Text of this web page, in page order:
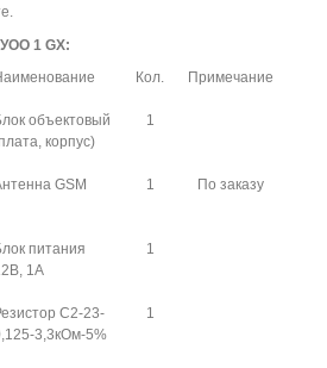
1 GX:
Кол. Примечание
объектовый
корпус)
1
GSM 1 По заказу
питания
1А
1
С2-23-
3,3кОм-5%
1